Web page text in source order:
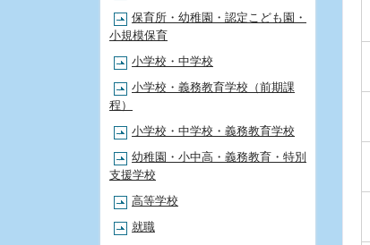
保育所・幼稚園・認定こども園・
小規模保育
小学校・中学校
小学校・義務教育学校（前期課
程）
小学校・中学校・義務教育学校
幼稚園・小中高・義務教育・特別
支援学校
高等学校
就職